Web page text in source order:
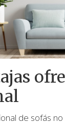
de sofás